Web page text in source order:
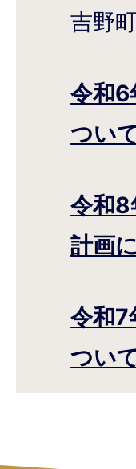
吉野
令和6
つい
令和8
計画
令和7
つい